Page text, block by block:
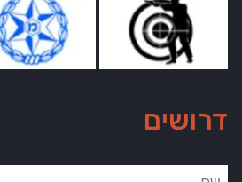
דרושים